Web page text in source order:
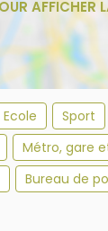
Ecole
Sport
Métro, gare
Bureau de